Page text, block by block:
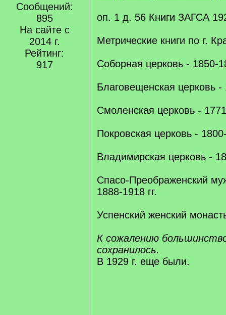
Сообщений:
895
На сайте с
2014 г.
Рейтинг:
917
оп. 1 д. 56 Книги ЗАГСА
Метрические книги по г.
Соборная церковь - 1850-
Благовещенская церковь -
Смоленская церковь -
Покровская церковь -
Владимирская церковь -
Спасо-Преображенский
1888-1918 гг.
Успенский женский
К сожалению
сохранилось.
В 1929 г. еще были.